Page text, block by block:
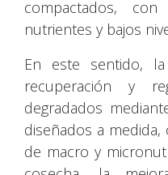
compactados,
nutrientes y bajos
En este sentido,
recuperación y
degradados
diseñados a
de macro y